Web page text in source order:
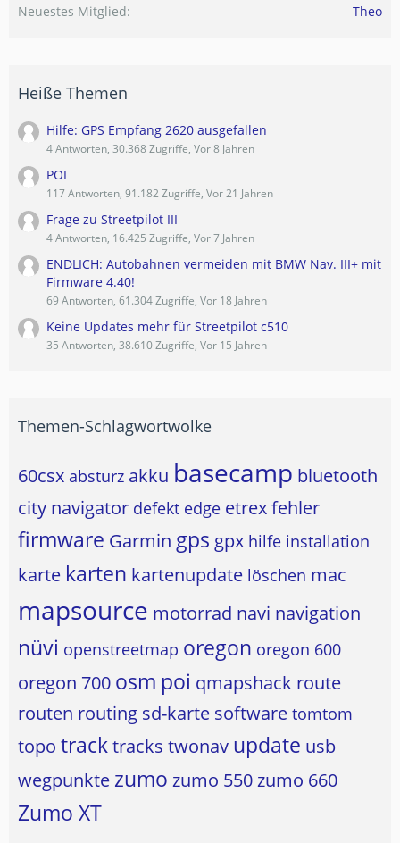
Neuestes Mitglied
Theo
Heiße Themen
Hilfe: GPS Empfang 2620 ausgefallen
4 Antworten, 30.368 Zugriffe, Vor 8 Jahren
POI
117 Antworten, 91.182 Zugriffe, Vor 21 Jahren
Frage zu Streetpilot III
4 Antworten, 16.425 Zugriffe, Vor 7 Jahren
ENDLICH: Autobahnen vermeiden mit BMW Nav. III+ mit
Firmware 4.40!
69 Antworten, 61.304 Zugriffe, Vor 18 Jahren
Keine Updates mehr für Streetpilot c510
35 Antworten, 38.610 Zugriffe, Vor 15 Jahren
Themen-Schlagwortwolke
60csx absturz akku basecamp bluetooth
city navigator defekt edge etrexfehler
firmware Garmin gps gpx hilfe installation
karte karten kartenupdate löschen mac
mapsource motorrad navi navigation
nüvi openstreetmap oregon oregon 600
oregon 700 osm poi qmapshack route
routen routing sd-karte software tomtom
topo tracktracks twonav update usb
wegpunkte zumo zumo 550zumo 660
Zumo XT